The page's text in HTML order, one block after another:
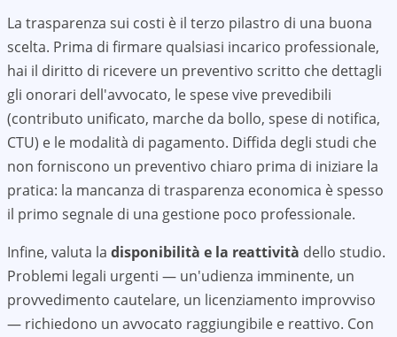
La trasparenza sui costi è il terzo pilastro di una buona
scelta. Prima di firmare qualsiasi incarico professionale,
hai il diritto di ricevere un preventivo scritto che dettagli
gli onorari dell'avvocato, le spese vive prevedibili
(contributo unificato, marche da bollo, spese di notifica,
CTU) e le modalità di pagamento. Diffida degli studi che
non forniscono un preventivo chiaro prima di iniziare la
pratica: la mancanza di trasparenza economica è spesso
il primo segnale di una gestione poco professionale.
Infine, valuta la disponibilità e la reattività dello studio.
Problemi legali urgenti — un'udienza imminente, un
provvedimento cautelare, un licenziamento improvviso
— richiedono un avvocato raggiungibile e reattivo. Con